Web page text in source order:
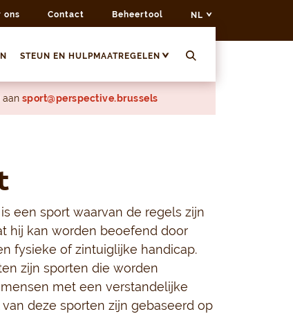
ons Contact Beheertool NL
STEUN EN HULPMAATREGELEN
aan sport@perspective.brussels
een sport waarvan de regels zijn
hij kan worden beoefend door
fysieke of zintuiglijke handicap.
zijn sporten die worden
met een verstandelijke
van deze sporten zijn gebaseerd op